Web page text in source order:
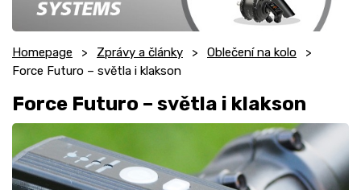
Homepage Zprávy a články
Oblečení na kolo
Force Futuro – světla i klakson
Force Futuro – světla i klakson